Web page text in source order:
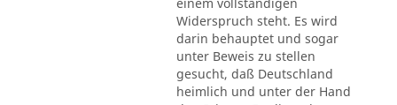
Widerspruch steht. Es wird
darin behauptet und sogar
unter Beweis zu stellen
gesucht, daß Deutschland
heimlich und unter der Hand